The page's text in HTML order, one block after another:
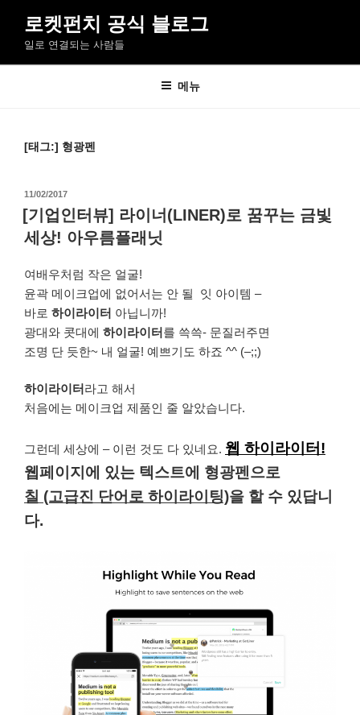
로
로켓펀치 공식 블로그
일로 연결되는 사람들
메뉴
[태그:] 형광펜
작
성
일
자
11/02/2017
[기업인터뷰] 라이너(LINER)로 꿈꾸는 금빛
세상! 아우름플래닛
여배우처럼 작은 얼굴!
윤곽 메이크업에 없어서는 안 될 잇 아이템 –
바로 하이라이터 아닙니까!
광대와 콧대에 하이라이터를 쓱쓱- 문질러주면
조명 단 듯한~ 내 얼굴! 예쁘기도 하죠 ^^ (–;;)
하이라이터라고 해서
처음에는 메이크업 제품인 줄 알았습니다.
그런데 세상에 – 이런 것도 다 있네요. 웹 하이라이터!
웹페이지에 있는 텍스트에 형광펜으로
칠 (고급진 단어로 하이라이팅)을 할 수 있답니
다.